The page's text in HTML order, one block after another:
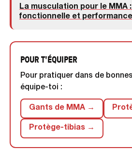
La musculation pour le MMA
fonctionnelle et performance
POUR T'ÉQUIPER
Pour pratiquer dans de
équipe-toi :
Gants de MMA →
Protège-tibias →